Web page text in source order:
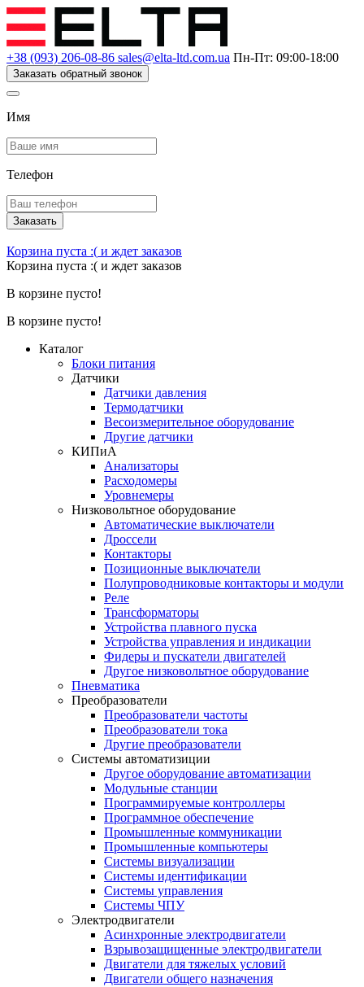
+38 (093) 206-08-86 sales@elta-ltd.com.ua Пн-Пт: 09:00-18:00
Заказать обратный звонок
Имя
Телефон
Заказать
Корзина пуста :( и ждет заказов
Корзина пуста :( и ждет заказов
В корзине пусто!
В корзине пусто!
Каталог
Блоки питания
Датчики
Датчики давления
Термодатчики
Весоизмерительное оборудование
Другие датчики
КИПиА
Анализаторы
Расходомеры
Уровнемеры
Низковольтное оборудование
Автоматические выключатели
Дроссели
Контакторы
Позиционные выключатели
Полупроводниковые контакторы и модули
Реле
Трансформаторы
Устройства плавного пуска
Устройства управления и индикации
Фидеры и пускатели двигателей
Другое низковольтное оборудование
Пневматика
Преобразователи
Преобразователи частоты
Преобразователи тока
Другие преобразователи
Системы автоматизиции
Другое оборудование автоматизации
Модульные станции
Программируемые контроллеры
Программное обеспечение
Промышленные коммуникации
Промышленные компьютеры
Системы визуализации
Системы идентификации
Системы управления
Системы ЧПУ
Электродвигатели
Асинхронные электродвигатели
Взрывозащищенные электродвигатели
Двигатели для тяжелых условий
Двигатели общего назначения